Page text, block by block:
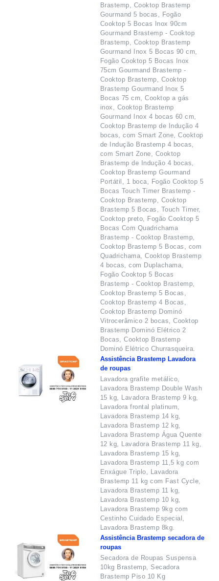
Brastemp, Cooktop Brastemp
Gourmand 5 bocas, Fogão
Cooktop 5 Bocas Inox 90cm
Gourmand Brastemp - Cooktop
Brastemp, Cooktop Brastemp
Gourmand Inox 5 Bocas 90 cm,
Fogão Cooktop 5 Bocas Inox
75cm Gourmand Brastemp -
Cooktop Brastemp, Cooktop
Brastemp Gourmand Inox 5
Bocas 75 cm, Cooktop a gás
inox, Cooktop Brastemp
Gourmand Inox 4 bocas 60 cm,
Cooktop Brastemp de Indução 4
bocas, com Smart Zone, Cooktop
de Indução Brastemp 4 bocas,
com Smart Zone, Cooktop
Brastemp de Indução 4 bocas,
Cooktop Brastemp Gourmand
Portátil, 1 boca, Fogão Cooktop 5
Bocas Touch Timer Brastemp -
Cooktop Brastemp, Cooktop
Brastemp 5 Bocas, Touch Timer,
Cooktop preto, Fogão Cooktop 5
Bocas Com Quadrichama
Brastemp - Cooktop Brastemp,
Cooktop Brastemp 5 Bocas, com
Quadrichama, Cooktop Brastemp
4 bocas, com Duplachama,
Fogão Cooktop 5 Bocas
Brastemp - Cooktop Brastemp,
Cooktop Brastemp 5 Bocas,
Cooktop Brastemp 4 Bocas,
Cooktop Brastemp Dominó
Vitrocerâmico 2 bocas, Cooktop
Brastemp Dominó Elétrico 2
Bocas, Cooktop Brastemp
Dominó Elétrico Churrasqueira.
Assistência Brastemp Lavadora
de roupas
Lavadora grafite metálico,
Lavadora Brastemp Double Wash
15 kg, Lavadora Brastemp 9 kg,
Lavadora frontal platinum,
Lavadora Brastemp 14 kg,
Lavadora Brastemp 12 kg,
Lavadora Brastemp Água Quente
12 kg, Lavadora Brastemp 11 kg,
Lavadora Brastemp 15 kg,
Lavadora Brastemp 11,5 kg com
Enxágue Triplo, Lavadora
Brastemp 11 kg com Fast Cycle,
Lavadora Brastemp 11 kg,
Lavadora Brastemp 10 kg,
Lavadora Brastemp 9kg com
Cestinho Cuidado Especial,
Lavadora Brastemp 8kg.
Assistência Brastemp secadora de
roupas
Secadora de Roupas Suspensa
10kg Brastemp, Secadora
Brastemp Piso 10 Kg